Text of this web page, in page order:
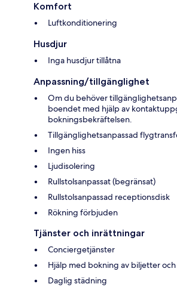
Komfort
Luftkonditionering
Husdjur
Inga husdjur tillåtna
Anpassning/tillgänglighet
Om du behöver
boendet med hjälp av
bokningsbekräftelsen.
Tillgänglighetsanpassad
Ingen hiss
Ljudisolering
Rullstolsanpassat (begränsat)
Rullstolsanpassad receptionsdisk
Rökning förbjuden
Tjänster och inrättningar
Conciergetjänster
Hjälp med bokning av biljetter
Daglig städning